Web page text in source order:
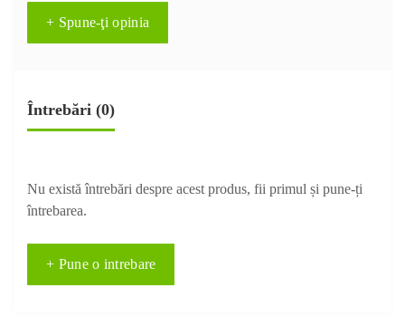
+ Spune-ţi opinia
Întrebări (0)
Nu există întrebări despre acest produs, fii primul și pune-ți
întrebarea.
+ Pune o intrebare